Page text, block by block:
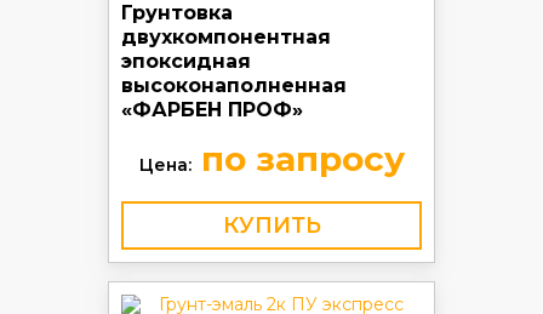
Грунтовка
двухкомпонентная
эпоксидная
высоконаполненная
«ФАРБЕН ПРОФ»
Цена:по запросу
КУПИТЬ